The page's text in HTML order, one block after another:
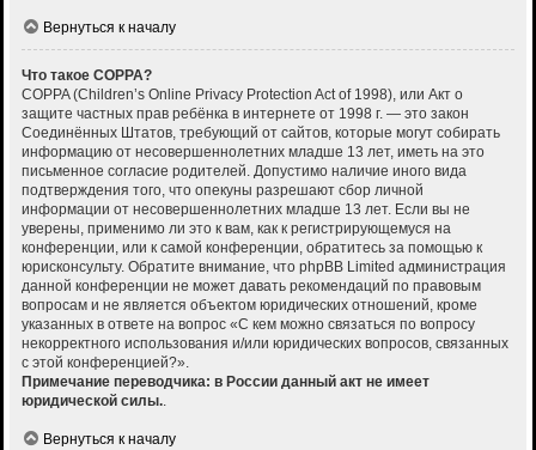
Вернуться к началу
Что такое COPPA?
COPPA (Children’s Online Privacy Protection Act of 1998), или Акт о
защите частных прав ребёнка в интернете от 1998 г. — это закон
Соединённых Штатов, требующий от сайтов, которые могут собирать
информацию от несовершеннолетних младше 13 лет, иметь на это
письменное согласие родителей. Допустимо наличие иного вида
подтверждения того, что опекуны разрешают сбор личной
информации от несовершеннолетних младше 13 лет. Если вы не
уверены, применимо ли это к вам, как к регистрирующемуся на
конференции, или к самой конференции, обратитесь за помощью к
юрисконсульту. Обратите внимание, что phpBB Limited администрация
данной конференции не может давать рекомендаций по правовым
вопросам и не является объектом юридических отношений, кроме
указанных в ответе на вопрос «С кем можно связаться по вопросу
некорректного использования и/или юридических вопросов, связанных
с этой конференцией?».
Примечание переводчика: в России данный акт не имеет
юридической силы..
Вернуться к началу